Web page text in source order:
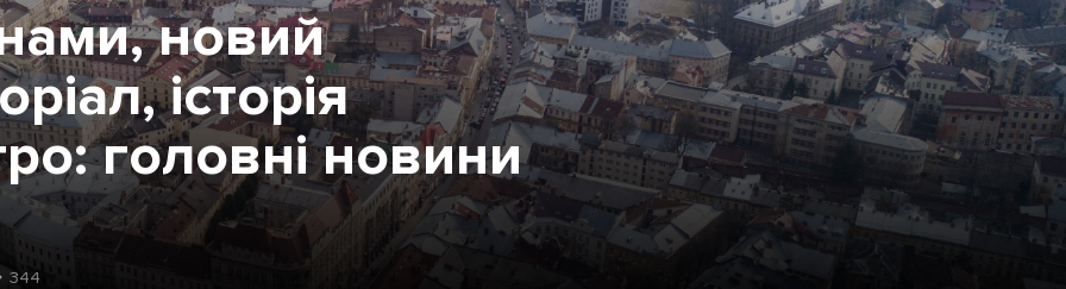
Розслідування
Погляди
Ініціативи
Лонгріди
новий
історія
головні новини
344